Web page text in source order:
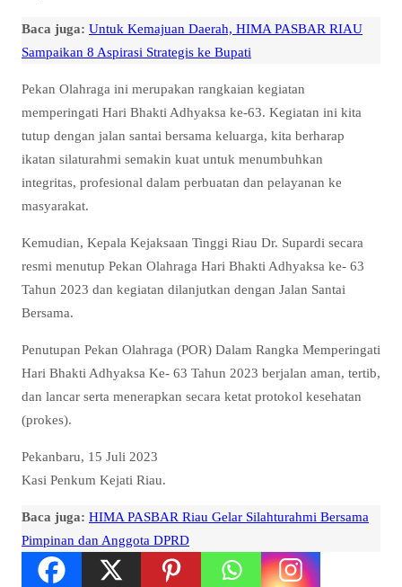
Baca juga: Untuk Kemajuan Daerah, HIMA PASBAR RIAU
Sampaikan 8 Aspirasi Strategis ke Bupati
Pekan Olahraga ini merupakan rangkaian kegiatan
memperingati Hari Bhakti Adhyaksa ke-63. Kegiatan ini kita
tutup dengan jalan santai bersama keluarga, kita berharap
ikatan silaturahmi semakin kuat untuk menumbuhkan
integritas, profesional dalam perbuatan dan pelayanan ke
masyarakat.
Kemudian, Kepala Kejaksaan Tinggi Riau Dr. Supardi secara
resmi menutup Pekan Olahraga Hari Bhakti Adhyaksa ke- 63
Tahun 2023 dan kegiatan dilanjutkan dengan Jalan Santai
Bersama.
Penutupan Pekan Olahraga (POR) Dalam Rangka Memperingati
Hari Bhakti Adhyaksa Ke- 63 Tahun 2023 berjalan aman, tertib,
dan lancar serta menerapkan secara ketat protokol kesehatan
(prokes).
Pekanbaru, 15 Juli 2023
Kasi Penkum Kejati Riau.
Baca juga: HIMA PASBAR Riau Gelar Silahturahmi Bersama
Pimpinan dan Anggota DPRD